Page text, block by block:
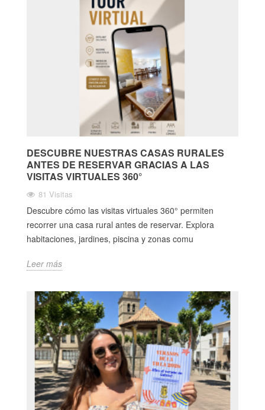
DESCUBRE NUESTRAS CASAS RURALES
ANTES DE RESERVAR GRACIAS A LAS
VISITAS VIRTUALES 360°
81 Visitas
Descubre cómo las visitas virtuales 360° permiten
recorrer una casa rural antes de reservar. Explora
habitaciones, jardines, piscina y zonas comu
Leer más